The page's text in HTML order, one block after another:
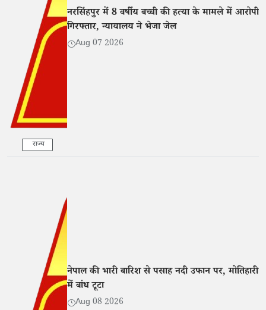
राज्य
नरसिंहपुर में 8 वर्षीय बच्ची की हत्या के मामले में आरोपी
गिरफ्तार, न्यायालय ने भेजा जेल
Aug 07 2026
नेपाल की भारी बारिश से पसाह नदी उफान पर, मोतिहारी
में बांध टूटा
Aug 08 2026